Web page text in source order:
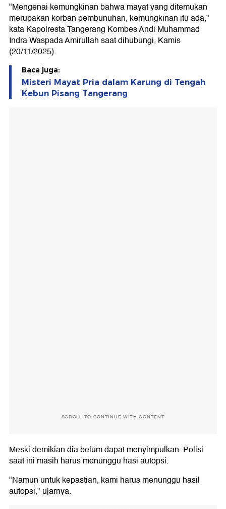
"Mengenai kemungkinan bahwa mayat yang ditemukan
merupakan korban pembunuhan, kemungkinan itu ada,"
kata Kapolresta Tangerang Kombes Andi Muhammad
Indra Waspada Amirullah saat dihubungi, Kamis
(20/11/2025).
Baca juga:
Misteri Mayat Pria dalam Karung di Tengah
Kebun Pisang Tangerang
SCROLL TO CONTINUE WITH CONTENT
Meski demikian dia belum dapat menyimpulkan. Polisi
saat ini masih harus menunggu hasi autopsi.
"Namun untuk kepastian, kami harus menunggu hasil
autopsi," ujarnya.